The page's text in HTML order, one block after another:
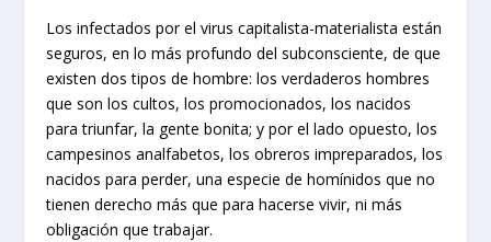
Los infectados por el virus capitalista-materialista están
seguros, en lo más profundo del subconsciente, de que
existen dos tipos de hombre: los verdaderos hombres
que son los cultos, los promocionados, los nacidos
para triunfar, la gente bonita; y por el lado opuesto, los
campesinos analfabetos, los obreros impreparados, los
nacidos para perder, una especie de homínidos que no
tienen derecho más que para hacerse vivir, ni más
obligación que trabajar.